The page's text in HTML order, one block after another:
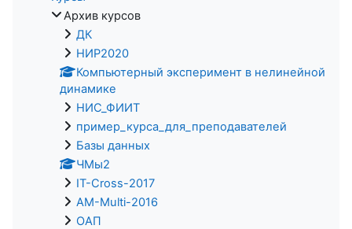
Архив курсов
ДК
НИР2020
Компьютерный эксперимент в нелинейной
динамике
НИС_ФИИТ
пример_курса_для_преподавателей
Базы данных
ЧМы2
IT-Cross-2017
AM-Multi-2016
ОАП